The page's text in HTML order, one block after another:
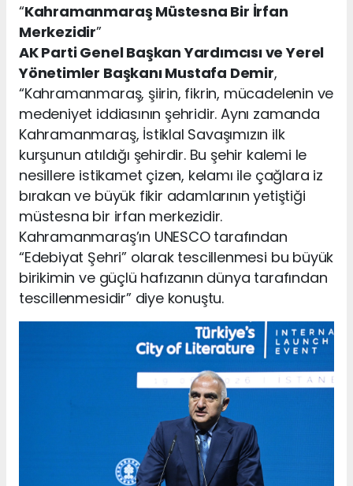
“Kahramanmaraş Müstesna Bir İrfan
Merkezidir”
AK Parti Genel Başkan Yardımcısı ve Yerel
Yönetimler Başkanı Mustafa Demir,
“Kahramanmaraş, şiirin, fikrin, mücadelenin ve
medeniyet iddiasının şehridir. Aynı zamanda
Kahramanmaraş, İstiklal Savaşımızın ilk
kurşunun atıldığı şehirdir. Bu şehir kalemi le
nesillere istikamet çizen, kelamı ile çağlara iz
bırakan ve büyük fikir adamlarının yetiştiği
müstesna bir irfan merkezidir.
Kahramanmaraş’ın UNESCO tarafından
“Edebiyat Şehri” olarak tescillenmesi bu büyük
birikimin ve güçlü hafızanın dünya tarafından
tescillenmesidir” diye konuştu.